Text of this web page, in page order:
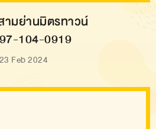
ามย่านมิตรทาวน์
104-0919
23 Feb 2024